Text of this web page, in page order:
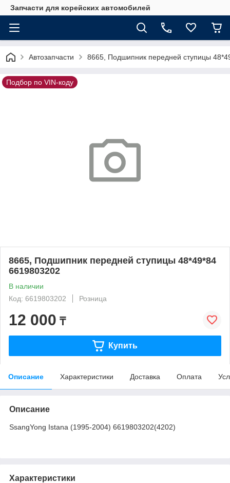
Запчасти для корейских автомобилей
Автозапчасти 8665, Подшипник передней ступицы
Подбор по VIN-коду
8665, Подшипник передней ступицы 48*49*84
6619803202
В наличии
Код: 6619803202
Розница
12 000 ₸
Купить
Описание Характеристики Доставка Оплата
Описание
SsangYong Istana (1995-2004) 6619803202(4202)
Характеристики